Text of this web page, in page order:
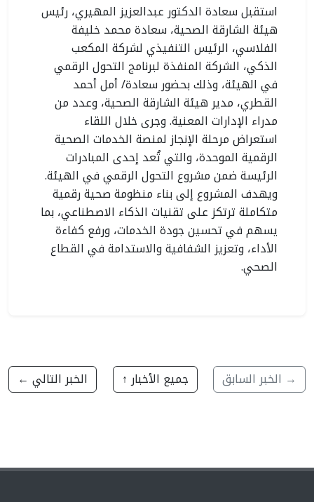
استقبل سعادة الدكتور عبدالعزيز المهيري، رئيس
هيئة الشارقة الصحية، سعادة محمد خليفة
الفلاسي، الرئيس التنفيذي لشركة المكعب
الذكي، الشركة المنفذة لبرنامج التحول الرقمي
في الهيئة، وذلك بحضور سعادة/ أمل أحمد
القطري، مدير هيئة الشارقة الصحية، وعدد من
مدراء الإدارات المعنية. وجرى خلال اللقاء
استعراض مرحلة الإنجاز لمنصة الخدمات الصحية
الرقمية الموحدة، والتي تُعد إحدى المبادرات
الرئيسة ضمن مشروع التحول الرقمي في الهيئة.
ويهدف المشروع إلى بناء منظومة صحية رقمية
متكاملة ترتكز على تقنيات الذكاء الاصطناعي، بما
يسهم في تحسين جودة الخدمات، ورفع كفاءة
الأداء، وتعزيز الشفافية والاستدامة في القطاع
الصحي.
→ الخبر السابق جميع الأخبار ↑ الخبر التالي ←